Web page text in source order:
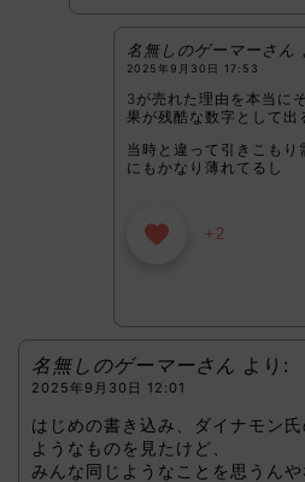
名無しのゲーマーさん
2025年9月30日 17:53
3が売れた理由を本当に
果が残酷な数字として出
当時と違って引きこもり
にもかなり薄れてるし
+2
名無しのゲーマーさん より:
2025年9月30日 12:01
はじめの書き込み、ダイナモン
ようなものを見たけど、
みんな同じようなことを思うんや